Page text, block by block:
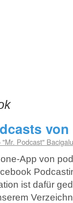
"Mr. Podcast"
App von
ist dafür